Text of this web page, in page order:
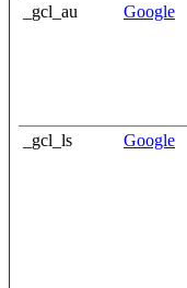
_gcl_au Google
_gcl_ls Google